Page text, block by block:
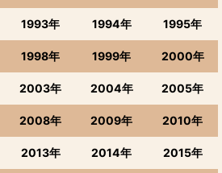
1993年 1994年 1995年
1998年 1999年 2000年
2003年 2004年 2005年
2008年 2009年 2010年
2013年 2014年 2015年